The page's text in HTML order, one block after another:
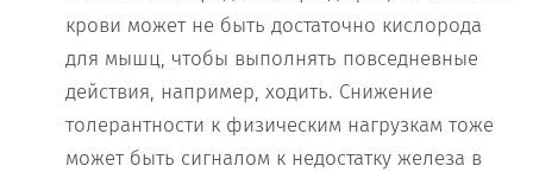
крови может не быть достаточно кислорода
для мышц, чтобы выполнять повседневные
действия, например, ходить. Снижение
толерантности к физическим нагрузкам тоже
может быть сигналом к недостатку железа в